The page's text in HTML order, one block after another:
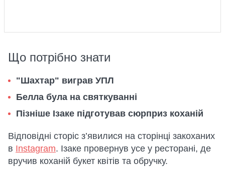
Що потрібно знати
"Шахтар" виграв УПЛ
Белла була на святкуванні
Пізніше Ізаке підготував сюрприз коханій
Відповідні сторіс з’явилися на сторінці закоханих
в Instagram. Ізаке провернув усе у ресторані, де
вручив коханій букет квітів та обручку.